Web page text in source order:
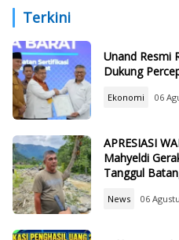
Terkini
Unand Resmi
Dukung
Ekonomi 06
APRESIASI
Mahyeldi
Tanggul
News 06